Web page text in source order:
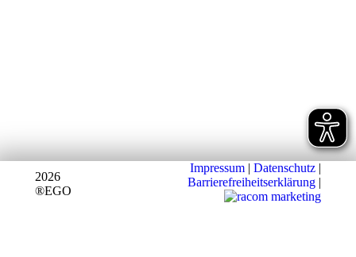
2026
®EGO
Impressum | Datenschutz |
Barrierefreiheitserklärung |